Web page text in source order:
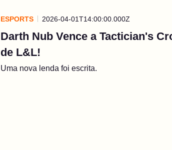
ESPORTS 2026-04-01T14:00:00.000Z
Darth Nub Vence a Tactician's
de L&L!
Uma nova lenda foi escrita.